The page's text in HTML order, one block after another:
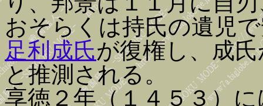
おそらくは持氏の遺児
足利成氏が復権し、成
と推測される。
享徳２年（１４５３）